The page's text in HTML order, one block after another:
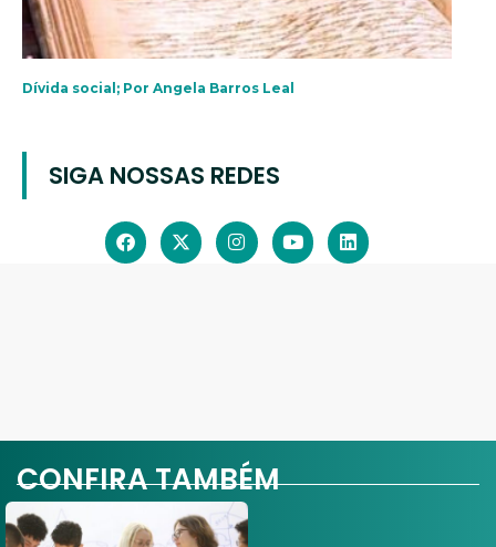
Dívida social; Por Angela Barros Leal
SIGA NOSSAS REDES
CONFIRA TAMBÉM